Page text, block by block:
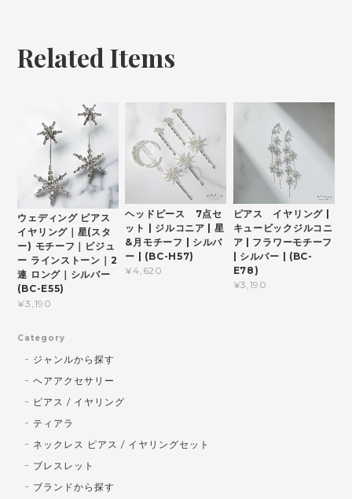
Related Items
ウェディング ピアス
イヤリング｜星(スタ
ー) モチーフ｜ビジュ
ー ラインストーン｜2
連 ロング｜シルバー
(BC-E55)
¥3,190
ヘッドピース 7点セ
ット | ジルコニア | 星
&月モチーフ | シルバ
ー | (BC-H57)
¥4,620
ピアス イヤリング |
キュービックジルコニ
ア | フラワーモチーフ
| シルバー | (BC-
E78)
¥3,190
Category
ジャンルから探す
ヘアアクセサリー
ピアス / イヤリング
ティアラ
ネックレス ピアス / イヤリングセット
ブレスレット
ブランドから探す